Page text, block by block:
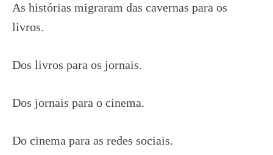
As histórias migraram das cavernas para os
livros.
Dos livros para os jornais.
Dos jornais para o cinema.
Do cinema para as redes sociais.